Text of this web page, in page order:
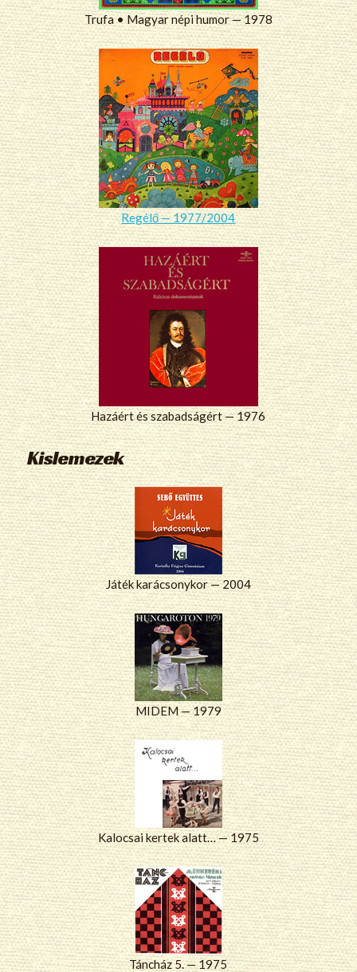
Trufa • Magyar népi humor — 1978
Regélő — 1977/2004
Hazáért és szabadságért — 1976
Kislemezek
Játék karácsonykor — 2004
MIDEM — 1979
Kalocsai kertek alatt… — 1975
Táncház 5. — 1975